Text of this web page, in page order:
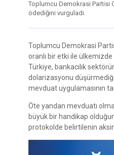
Toplumcu Demokrasi Partisi
ödediğini vurguladı.
Toplumcu Demokrasi
oranlı bir etki ile
Türkiye, bankacılık
dolarizasyonu
mevduat uygulamasının
Öte yandan mevduatı
büyük bir handikap
protokolde belirtilenin